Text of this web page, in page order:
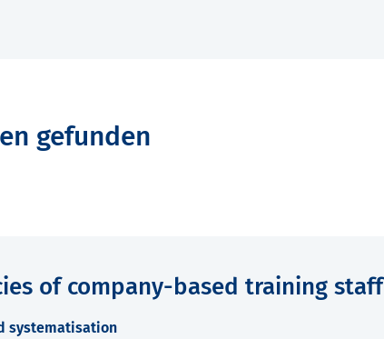
gefunden
of company-based training staff
systematisation